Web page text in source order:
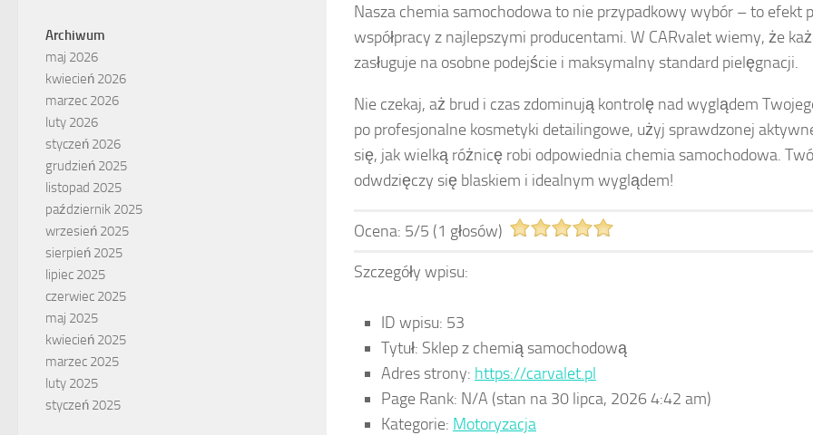
Nasza chemia samochodowa to nie przypadkowy wybór – to efekt
współpracy z najlepszymi producentami. W CARvalet wiemy, że
zasługuje na osobne podejście i maksymalny standard pielęgnacji.
Nie czekaj, aż brud i czas zdominują kontrolę nad wyglądem
po profesjonalne kosmetyki detailingowe, użyj sprawdzonej
się, jak wielką różnicę robi odpowiednia chemia samochodowa.
odwdzięczy się blaskiem i idealnym wyglądem!
Ocena: 5/5 (1 głosów)
Szczegóły wpisu:
ID wpisu: 53
Tytuł: Sklep z chemią samochodową
Adres strony: https://carvalet.pl
Page Rank: N/A (stan na 30 lipca, 2026 4:42 am)
Kategorie: Motoryzacja
Archiwum
maj 2026
kwiecień 2026
marzec 2026
luty 2026
styczeń 2026
grudzień 2025
listopad 2025
październik 2025
wrzesień 2025
sierpień 2025
lipiec 2025
czerwiec 2025
maj 2025
kwiecień 2025
marzec 2025
luty 2025
styczeń 2025